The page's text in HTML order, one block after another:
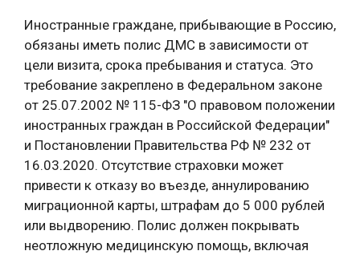
Иностранные граждане, прибывающие в Россию,
обязаны иметь полис ДМС в зависимости от
цели визита, срока пребывания и статуса. Это
требование закреплено в Федеральном законе
от 25.07.2002 № 115-ФЗ "О правовом положении
иностранных граждан в Российской Федерации"
и Постановлении Правительства РФ № 232 от
16.03.2020. Отсутствие страховки может
привести к отказу во въезде, аннулированию
миграционной карты, штрафам до 5 000 рублей
или выдворению. Полис должен покрывать
неотложную медицинскую помощь, включая